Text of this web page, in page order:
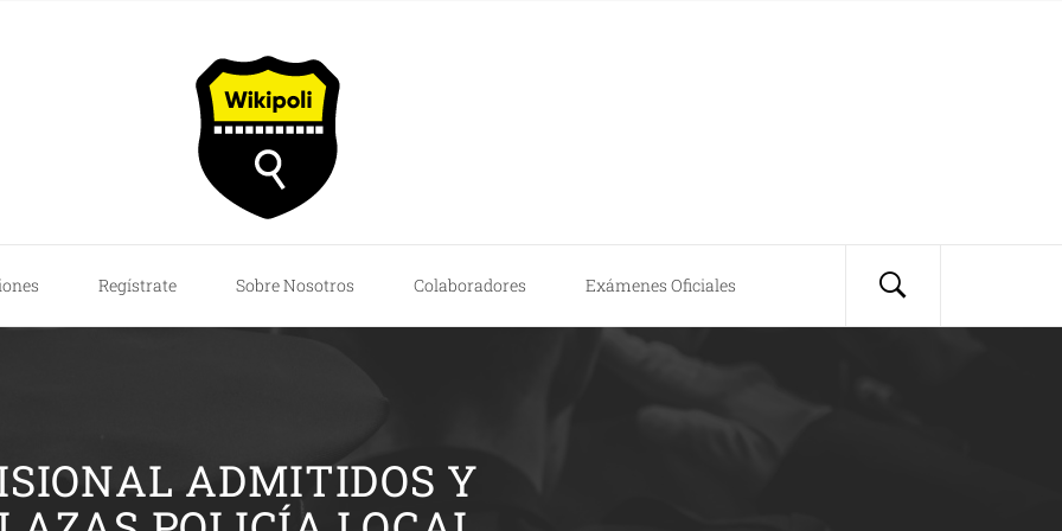
Regístrate Sobre Nosotros Colaboradores Exámenes Oficiales
ADMITIDOS Y